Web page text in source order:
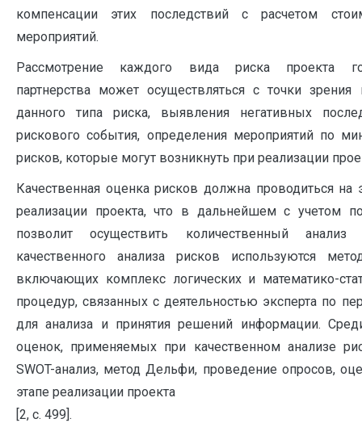
компенсации этих последствий с расчетом
мероприятий.
Рассмотрение каждого вида риска проекта
партнерства может осуществляться с точки зрения
данного типа риска, выявления негативных
рискового события, определения мероприятий по
рисков, которые могут возникнуть при реализации
Качественная оценка рисков должна проводиться на
реализации проекта, что в дальнейшем с учетом
позволит осуществить количественный
качественного анализа рисков используются
включающих комплекс логических и математико-
процедур, связанных с деятельностью эксперта по
для анализа и принятия решений информации.
оценок, применяемых при качественном анализе
SWOT-анализ, метод Дельфи, проведение опросов,
этапе реализации проекта
[2, с. 499].